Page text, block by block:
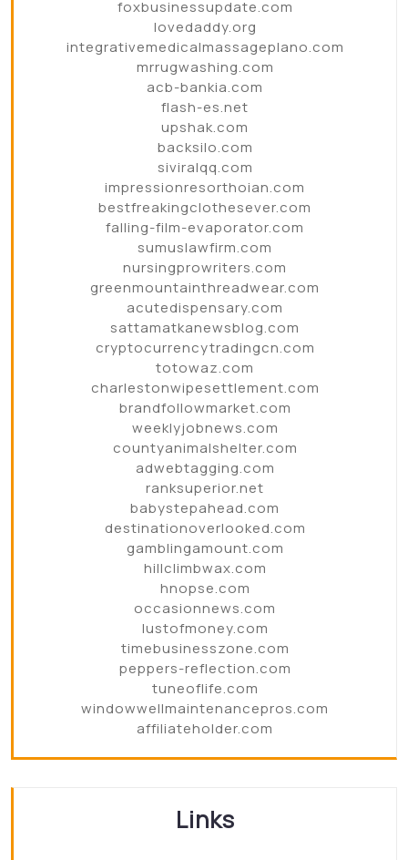
foxbusinessupdate.com
lovedaddy.org
integrativemedicalmassageplano.com
mrrugwashing.com
acb-bankia.com
flash-es.net
upshak.com
backsilo.com
siviralqq.com
impressionresorthoian.com
bestfreakingclothesever.com
falling-film-evaporator.com
sumuslawfirm.com
nursingprowriters.com
greenmountainthreadwear.com
acutedispensary.com
sattamatkanewsblog.com
cryptocurrencytradingcn.com
totowaz.com
charlestonwipesettlement.com
brandfollowmarket.com
weeklyjobnews.com
countyanimalshelter.com
adwebtagging.com
ranksuperior.net
babystepahead.com
destinationoverlooked.com
gamblingamount.com
hillclimbwax.com
hnopse.com
occasionnews.com
lustofmoney.com
timebusinesszone.com
peppers-reflection.com
tuneoflife.com
windowwellmaintenancepros.com
affiliateholder.com
Links